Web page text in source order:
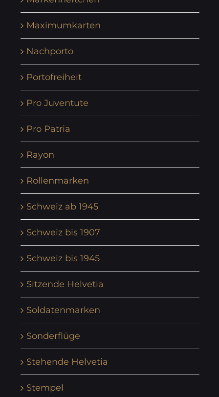
Maximumkarten
Nachporto
Portofreiheit
Pro Juventute
Pro Patria
Rayon
Rollenmarken
Schweiz ab 1945
Schweiz bis 1907
Schweiz bis 1945
Sitzende Helvetia
Soldatenmarken
Sonderflüge
Stehende Helvetia
Stempel